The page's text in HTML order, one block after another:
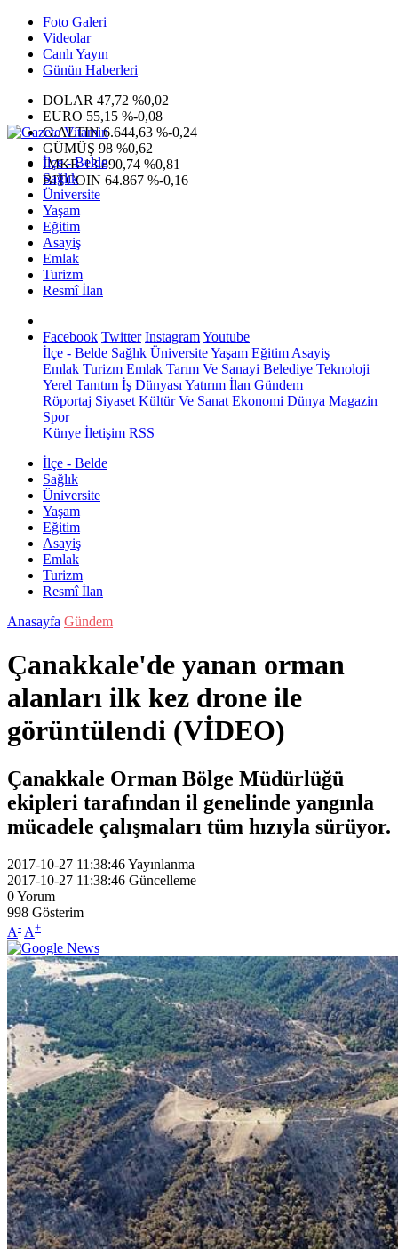
Foto Galeri
Videolar
Canlı Yayın
Günün Haberleri
DOLAR 47,72 %0,02
EURO 55,15 %-0,08
G.ALTIN6.644,63 %-0,24
GÜMÜŞ 98 %0,62
IMKB13.890,74 %0,81
BITCOIN 64.867 %-0,16
İlçe - Belde
Sağlık
Üniversite
Yaşam
Eğitim
Asayiş
Emlak
Turizm
Resmî İlan
Facebook Twitter InstagramYoutube
İlçe - Belde Sağlık ÜniversiteYaşam Eğitim Asayiş
Emlak Turizm Emlak Tarım Ve Sanayi Belediye Teknoloji
Yerel Tanıtım İş Dünyası Yatırım İlan Gündem
Röportaj Siyaset Kültür Ve Sanat Ekonomi Dünya Magazin
Spor
Künye İletişim RSS
İlçe - Belde
Sağlık
Üniversite
Yaşam
Eğitim
Asayiş
Emlak
Turizm
Resmî İlan
Anasayfa Gündem
Çanakkale'de yanan orman
alanları ilk kez drone ile
görüntülendi (VİDEO)
Çanakkale Orman Bölge Müdürlüğü
ekipleri tarafından il genelinde yangınla
mücadele çalışmaları tüm hızıyla sürüyor.
2017-10-27 11:38:46Yayınlanma
2017-10-27 11:38:46 Güncelleme
0Yorum
998 Gösterim
A- A+